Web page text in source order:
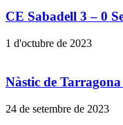
CE Sabadell 3 – 0
1 d'octubre de 2023
Nàstic de
24 de setembre de 2023